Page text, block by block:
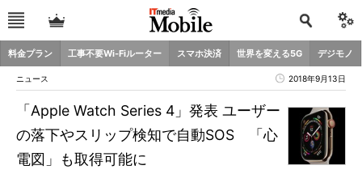
料金プラン 工事不要Wi-Fiルーター スマホ決済 世界を変える5G デジモノ
ニュース 2018年9月13日
「Apple Watch Series 4」発表 ユーザー
の落下やスリップ検知で自動SOS 「心
電図」も取得可能に